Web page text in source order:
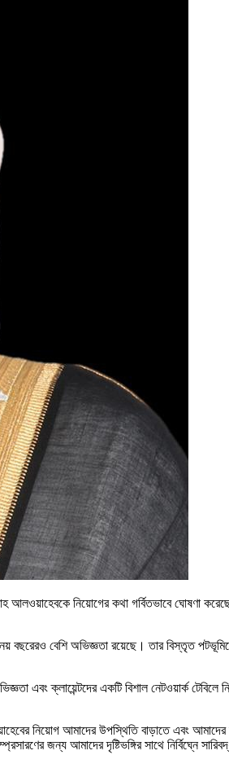
আলওয়াহেবকে নিয়োগের কথা গর্বিতভাবে ঘোষণা
বেশি অভিজ্ঞতা রয়েছে। তার বিস্তৃত
এবং ক্লায়েন্টদের একটি বিশাল নেটওয়ার্ক
নিয়োগ আমাদের উপস্থিতি বাড়াতে এবং
জন্য আমাদের দৃষ্টিভঙ্গির সাথে নির্বিঘ্নে